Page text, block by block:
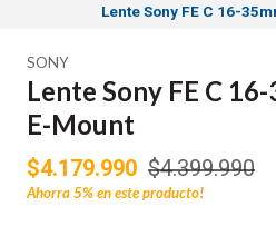
Lente Sony FE C 16-
SONY
Lente Sony FE C
E-Mount
$4.179.990 $4.399.990
Ahorra5%en este producto!